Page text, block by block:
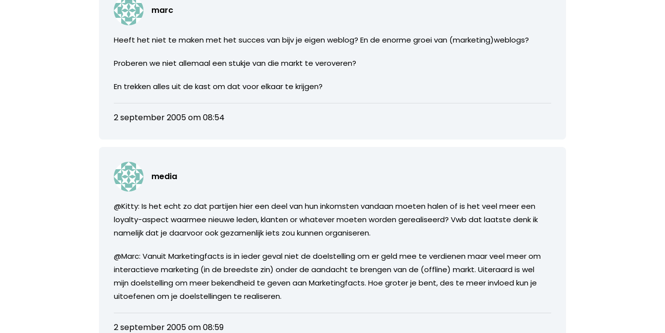
marc
Heeft het niet te maken met het succes van bijv je eigen weblog? En de enorme groei van (marketing)weblogs?
Proberen we niet allemaal een stukje van die markt te veroveren?
En trekken alles uit de kast om dat voor elkaar te krijgen?
2 september 2005 om 08:54
media
@Kitty: Is het echt zo dat partijen hier een deel van hun inkomsten vandaan moeten halen of is het veel meer een
loyalty-aspect waarmee nieuwe leden, klanten or whatever moeten worden gerealiseerd? Vwb dat laatste denk ik
namelijk dat je daarvoor ook gezamenlijk iets zou kunnen organiseren.
@Marc: Vanuit Marketingfacts is in ieder geval niet de doelstelling om er geld mee te verdienen maar veel meer om
interactieve marketing (in de breedste zin) onder de aandacht te brengen van de (offline) markt. Uiteraard is wel
mijn doelstelling om meer bekendheid te geven aan Marketingfacts. Hoe groter je bent, des te meer invloed kun je
uitoefenen om je doelstellingen te realiseren.
2 september 2005 om 08:59